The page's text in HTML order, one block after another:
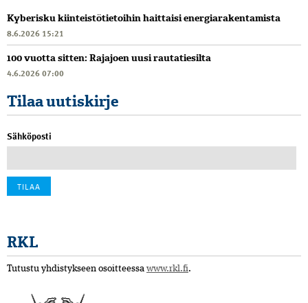
Kyberisku kiinteistötietoihin haittaisi energiarakentamista
8.6.2026 15:21
100 vuotta sitten: Rajajoen uusi rautatiesilta
4.6.2026 07:00
Tilaa uutiskirje
Sähköposti
RKL
Tutustu yhdistykseen osoitteessa www.rkl.fi.